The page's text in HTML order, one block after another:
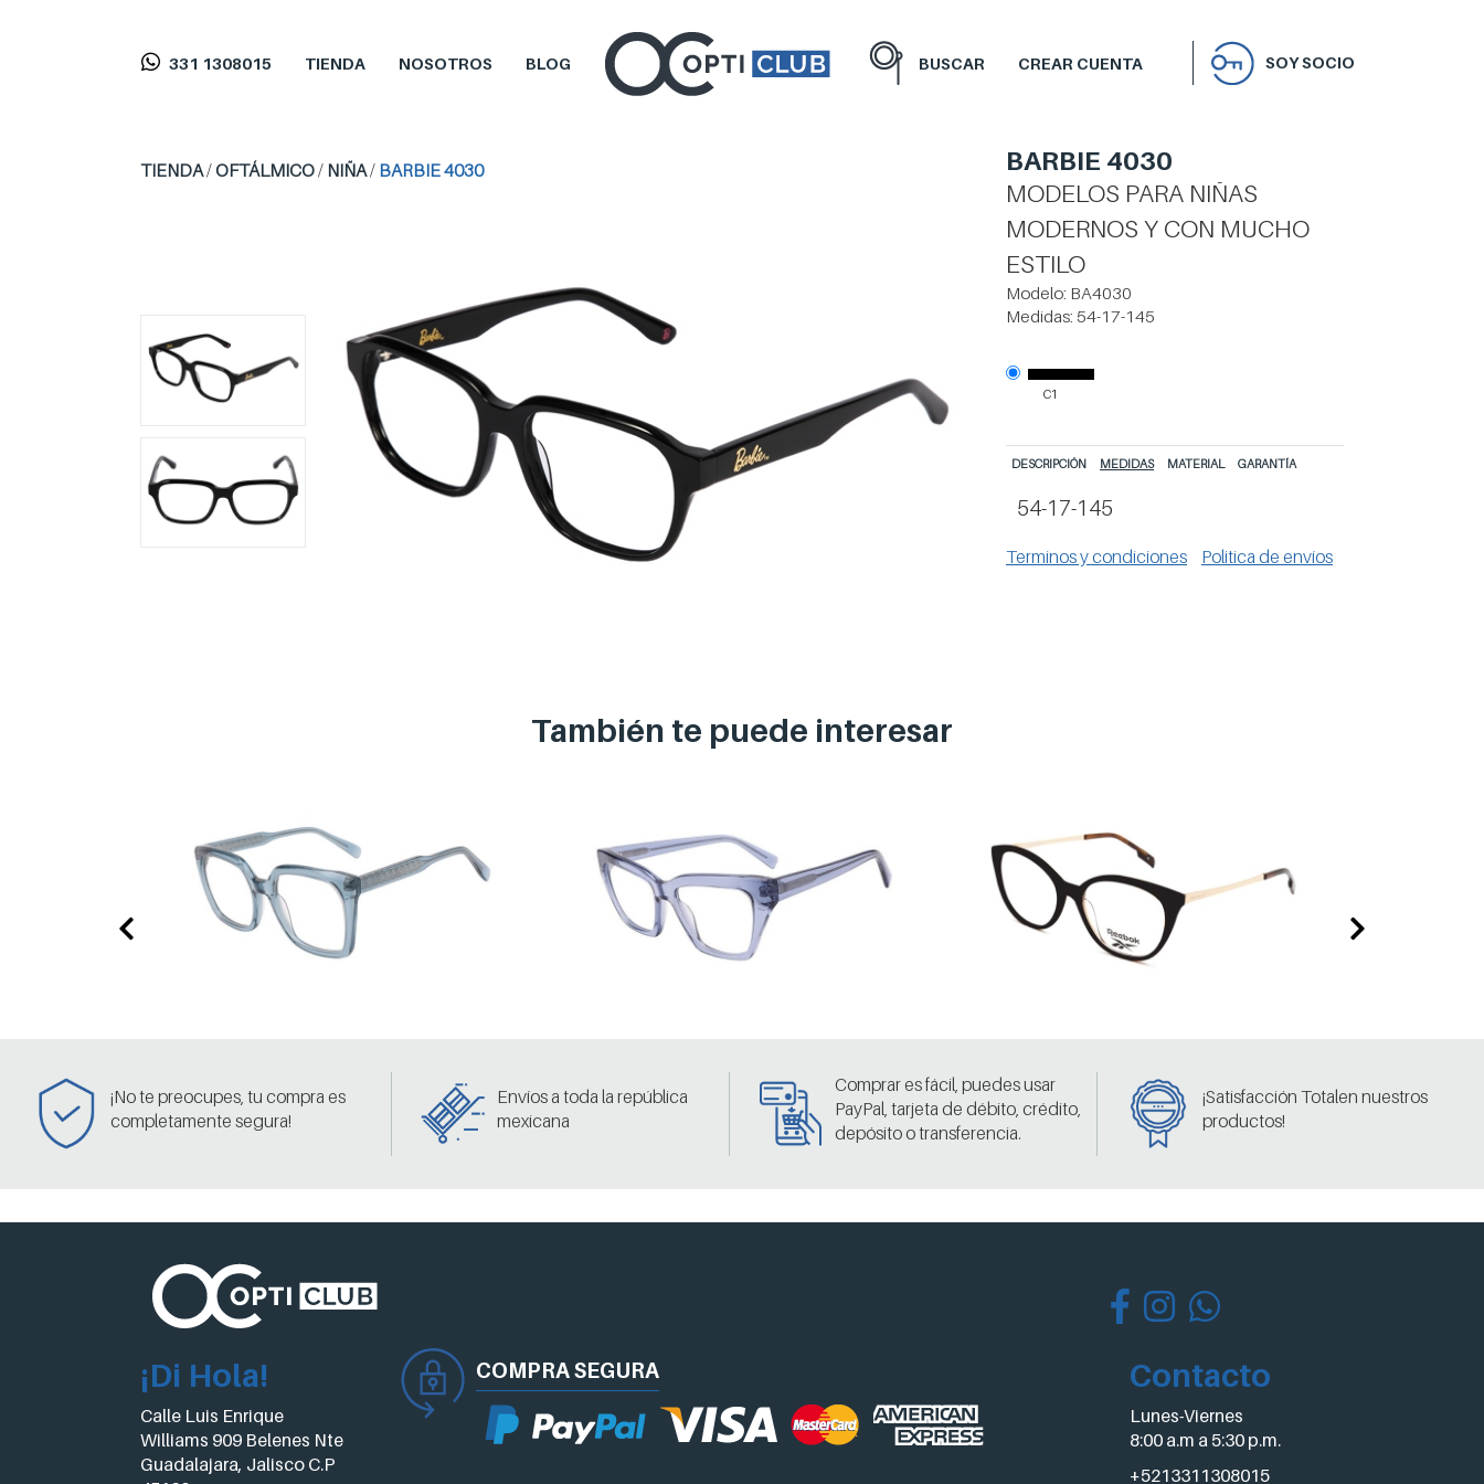
331 1308015 TIENDA NOSOTROS BLOG BUSCAR CREAR CUENTA SOY SOCIO
TIENDA/OFTÁLMICO/ NIÑA/ BARBIE 4030 BARBIE 4030
MODELOS PARA NIÑAS
MODERNOS Y CON MUCHO
ESTILO
Modelo: BA4030
Medidas: 54-17-145
C1
DESCRIPCIÓN MEDIDAS MATERIAL GARANTÍA
54-17-145
Terminos y condiciones Politica de envíos
También te puede interesar
¡No te preocupes, tu compra es
completamente segura!
Envíos a toda la república
mexicana
Comprar es fácil, puedes usar
PayPal, tarjeta de débito, crédito,
depósito o transferencia.
¡Satisfacción Totalen nuestros
productos!
¡Di Hola!
Calle Luis Enrique
Williams 909 Belenes Nte
Guadalajara, Jalisco C.P
COMPRASEGURA Contacto
Lunes-Viernes
8:00 a.m a 5:30 p.m.
+5213311308015